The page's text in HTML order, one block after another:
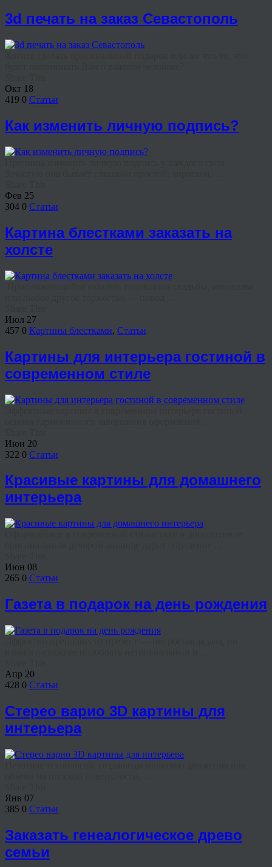
3d печать на заказ Севастополь
Окт 18
419 0 Статьи
Как изменить личную подпись?
Фев 25
304 0 Статьи
Картина блестками заказать на
холсте
Июл 27
457 0 Картины блестками, Статьи
Картины для интерьера гостиной в
современном стиле
Июн 20
322 0 Статьи
Красивые картины для домашнего
интерьера
Июн 08
265 0 Статьи
Газета в подарок на день рождения
Апр 20
428 0 Статьи
Стерео варио 3D картины для
интерьера
Янв 07
385 0 Статьи
Заказать генеалогическое древо
семьи